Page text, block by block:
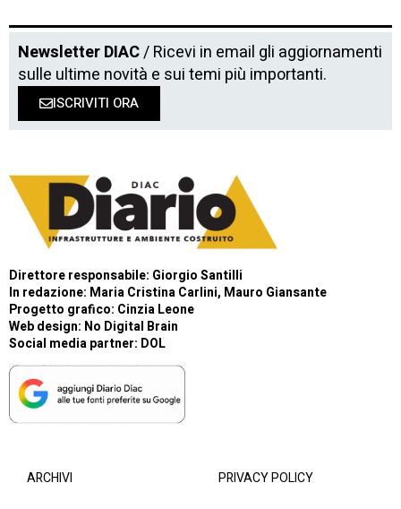
Newsletter DIAC/ Ricevi in email gli aggiornamenti
sulle ultime novità e sui temi più importanti.
ISCRIVITI ORA
Direttore responsabile: Giorgio Santilli
In redazione: Maria Cristina Carlini, Mauro Giansante
Progetto grafico: Cinzia Leone
Web design: No Digital Brain
Social media partner: DOL
ARCHIVI PRIVACY POLICY